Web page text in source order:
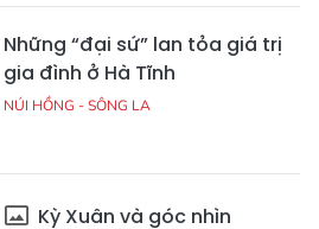
Những “đại sứ” lan tỏa giá trị
gia đình ở Hà Tĩnh
NÚI HỒNG - SÔNG LA
Kỳ Xuân và góc nhìn